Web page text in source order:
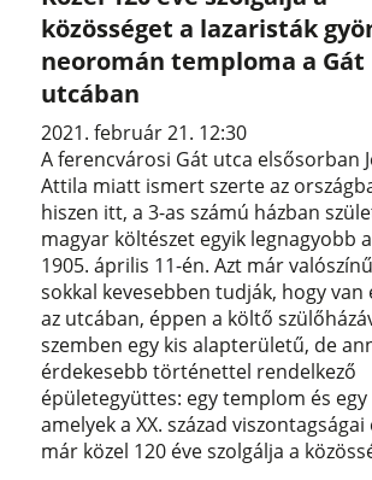
közösséget a lazaristák
neoromán temploma a Gát
utcában
2021. február 21. 12:30
A ferencvárosi Gát utca elsősorban
Attila miatt ismert szerte az
hiszen itt, a 3-as számú házban
magyar költészet egyik legnagyobb
1905. április 11-én. Azt már
sokkal kevesebben tudják, hogy van
az utcában, éppen a költő
szemben egy kis alapterületű, de
érdekesebb történettel rendelkező
épületegyüttes: egy templom és egy
amelyek a XX. század
már közel 120 éve szolgálja a